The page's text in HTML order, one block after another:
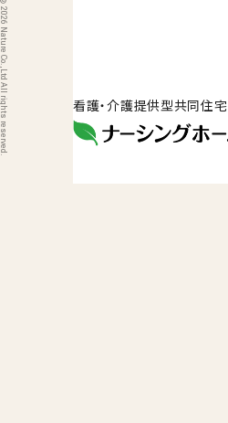
看護・介護提供型共同住宅
Copyright © 2026 Nature Co.,Ltd All rights reserved.